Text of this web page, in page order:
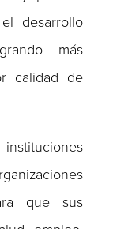
desarrollo
más
calidad de
que sus